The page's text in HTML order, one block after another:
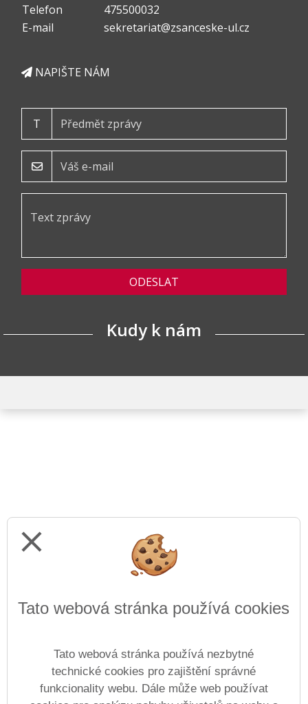
Telefon
475500032
E-mail
sekretariat@zsanceske-ul.cz
NAPIŠTE NÁM
T
ODESLAT
Kudy k nám
close
Tato webová stránka používá cookies
Tato webová stránka používá nezbytné
technické cookies pro zajištění správné
funkcionality webu. Dále může web používat